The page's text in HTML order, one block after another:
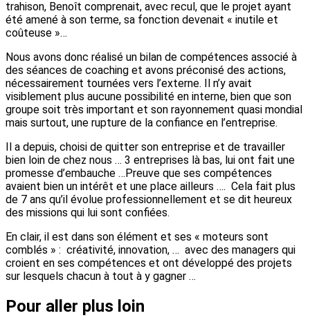
trahison, Benoît comprenait, avec recul, que le projet ayant
été amené à son terme, sa fonction devenait « inutile et
coûteuse »…
Nous avons donc réalisé un bilan de compétences associé à
des séances de coaching et avons préconisé des actions,
nécessairement tournées vers l’externe. Il n’y avait
visiblement plus aucune possibilité en interne, bien que son
groupe soit très important et son rayonnement quasi mondial
mais surtout, une rupture de la confiance en l’entreprise.
Il a depuis, choisi de quitter son entreprise et de travailler
bien loin de chez nous … 3 entreprises là bas, lui ont fait une
promesse d’embauche …Preuve que ses compétences
avaient bien un intérêt et une place ailleurs …. Cela fait plus
de 7 ans qu’il évolue professionnellement et se dit heureux
des missions qui lui sont confiées.
En clair, il est dans son élément et ses « moteurs sont
comblés » : créativité, innovation, … avec des managers qui
croient en ses compétences et ont développé des projets
sur lesquels chacun à tout à y gagner …
Pour aller plus loin